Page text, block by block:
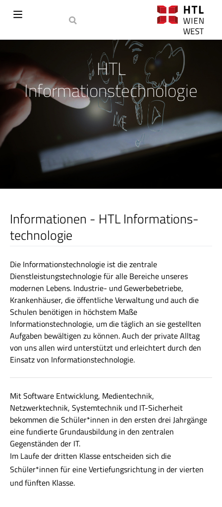
HTL
Informationstechnologie
Informationen - HTL Informations­
technologie
Die Informationstechnologie ist die zentrale
Dienstleistungstechnologie für alle Bereiche unseres
modernen Lebens. Industrie- und Gewerbebetriebe,
Krankenhäuser, die öffentliche Verwaltung und auch die
Schulen benötigen in höchstem Maße
Informationstechnologie, um die täglich an sie gestellten
Aufgaben bewältigen zu können. Auch der private Alltag
von uns allen wird unterstützt und erleichtert durch den
Einsatz von Informationstechnologie.
Mit Software Entwicklung, Medientechnik,
Netzwerktechnik, Systemtechnik und IT-Sicherheit
bekommen die Schüler*innen in den ersten drei Jahrgänge
eine fundierte Grundausbildung in den zentralen
Gegenständen der IT.
Im Laufe der dritten Klasse entscheiden sich die
Schüler*innen für eine Vertiefungsrichtung in der vierten
und fünften Klasse.